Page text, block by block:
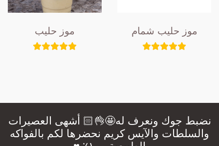
موز حليب موز حليب شمام
نضبط جوك ونعرف له🤩👌🏻 أشهى العصيرات
والسلطات والآيس كريم نحضرها لكم بالفواكه